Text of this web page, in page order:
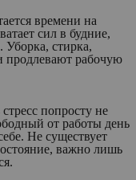
времени на
сил в будние,
стирка,
продлевают рабочую
попросту не
от работы день
Не существует
важно лишь